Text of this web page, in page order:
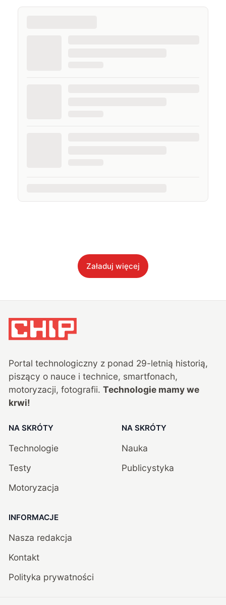
Załaduj więcej
Portal technologiczny z ponad 29-letnią historią,
piszący o nauce i technice, smartfonach,
motoryzacji, fotografii. Technologie mamy we
krwi!
NA SKRÓTY
Technologie
Testy
Motoryzacja
NA SKRÓTY
Nauka
Publicystyka
INFORMACJE
Nasza redakcja
Kontakt
Polityka prywatności